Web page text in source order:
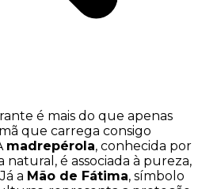
é mais do que apenas
que carrega consigo
madrepérola, conhecida por
natural, é associada à pureza,
a Mão de Fátima, símbolo